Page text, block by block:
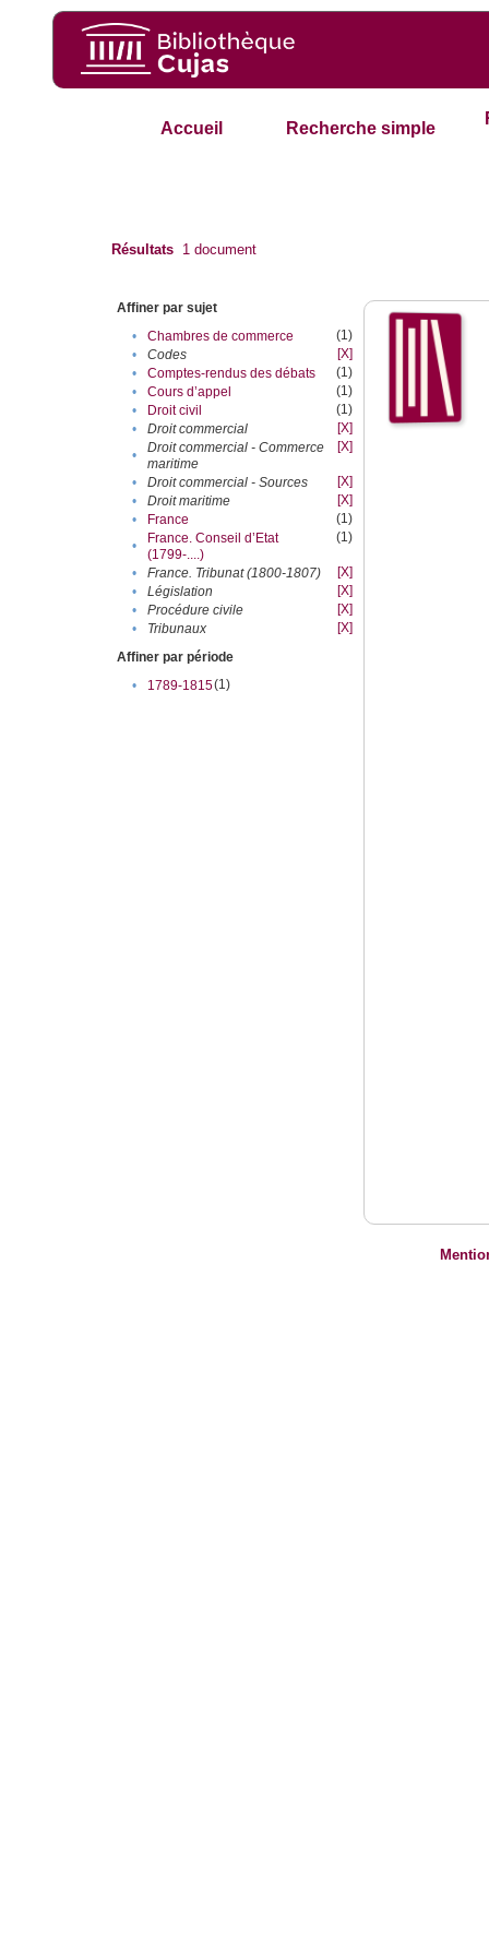
Accueil Recherche simple
Résultats 1 document
Affiner par sujet
•
Chambres de commerce
(1)
•
Codes
[X]
•
Comptes-rendus des débats
(1)
•
Cours d’appel
(1)
•
Droit civil
(1)
•
Droit commercial
[X]
•
Droit commercial - Commerce
maritime
[X]
• Droit commercial - Sources
[X]
•
Droit maritime
[X]
•
France
(1)
•
France. Conseil d’Etat
(1799-....)
(1)
• France. Tribunat (1800-1807)
[X]
•
Législation
[X]
•
Procédure civile
[X]
•
Tribunaux
[X]
Affiner par période
•
1789-1815(1)